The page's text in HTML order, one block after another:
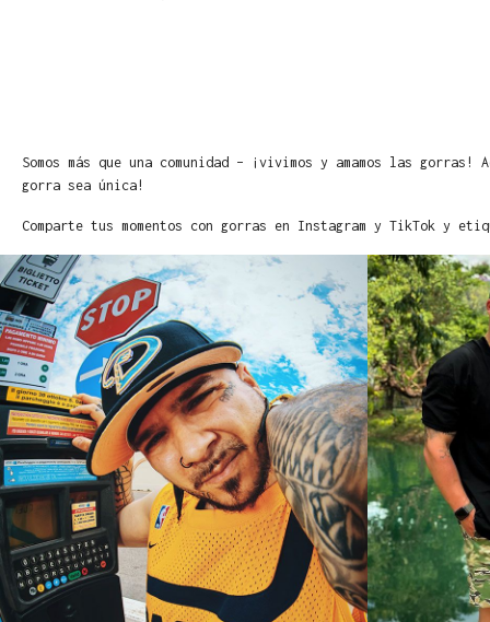
Somos más que una comunidad – ¡vivimos y amamos las
gorra sea única!
Comparte tus momentos con gorras en Instagram y TikTok y